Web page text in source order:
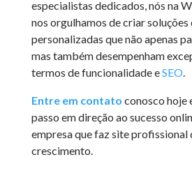
especialistas dedicados, nós na
nos orgulhamos de criar soluções
personalizadas que não apenas
mas também desempenham
termos de funcionalidade eSEO.
Entre em contato conosco hoje
passo em direção ao sucesso
empresa que faz site profissional
crescimento.